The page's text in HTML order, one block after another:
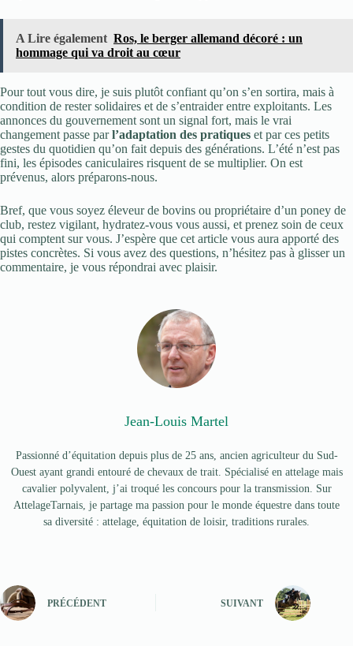
A Lire également Ros, le berger allemand décoré : un
hommage qui va droit au cœur
Pour tout vous dire, je suis plutôt confiant qu’on s’en sortira, mais à
condition de rester solidaires et de s’entraider entre exploitants. Les
annonces du gouvernement sont un signal fort, mais le vrai
changement passe parl’adaptation des pratiques et par ces petits
gestes du quotidien qu’on fait depuis des générations. L’été n’est pas
fini, les épisodes caniculaires risquent de se multiplier. On est
prévenus, alors préparons-nous.
Bref, que vous soyez éleveur de bovins ou propriétaire d’un poney de
club, restez vigilant, hydratez-vous vous aussi, et prenez soin de ceux
qui comptent sur vous. J’espère que cet article vous aura apporté des
pistes concrètes. Si vous avez des questions, n’hésitez pas à glisser un
commentaire, je vous répondrai avec plaisir.
Jean-Louis Martel
Passionné d’équitation depuis plus de 25 ans, ancien agriculteur du Sud-
Ouest ayant grandi entouré de chevaux de trait. Spécialisé en attelage mais
cavalier polyvalent, j’ai troqué les concours pour la transmission. Sur
AttelageTarnais, je partage ma passion pour le monde équestre dans toute
sa diversité : attelage, équitation de loisir, traditions rurales.
PRÉCÉDENT SUIVANT